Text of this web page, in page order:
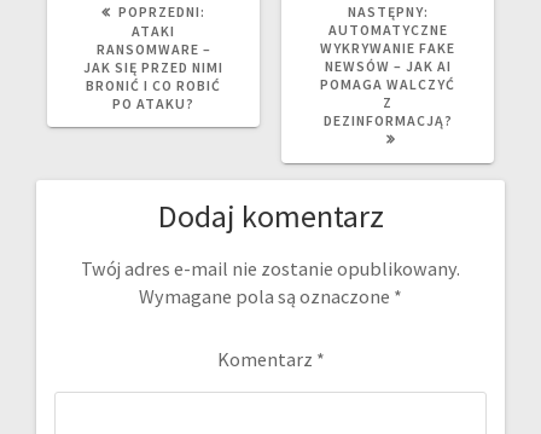
POPRZEDNI:
ATAKI
RANSOMWARE –
JAK SIĘ PRZED NIMI
BRONIĆ I CO ROBIĆ
PO ATAKU?
NASTĘPNY:
WPIS:
AUTOMATYCZNE
WYKRYWANIE FAKE
NEWSÓW – JAK AI
POMAGA WALCZYĆ
Z
DEZINFORMACJĄ?
Dodaj komentarz
Twój adres e-mail nie zostanie opublikowany.
Wymagane pola są oznaczone *
Komentarz *